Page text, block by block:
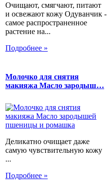
Очищают, смягчают, питают
и освежают кожу Одуванчик -
самое распространенное
растение на...
Подробнее »
Молочко для снятия
макияжа Масло зародыш…
Деликатно очищает даже
самую чувствительную кожу
...
Подробнее »